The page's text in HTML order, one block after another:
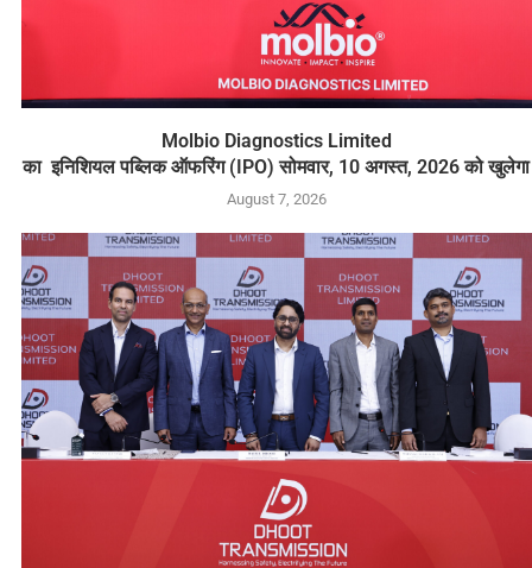
Molbio Diagnostics Limited
का इनिशियल पब्लिक ऑफरिंग (IPO) सोमवार, 10 अगस्त, 2026 को खुलेगा
August 7, 2026